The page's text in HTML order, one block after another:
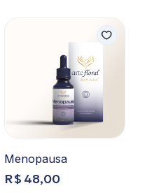
Menopausa
R$ 48,00